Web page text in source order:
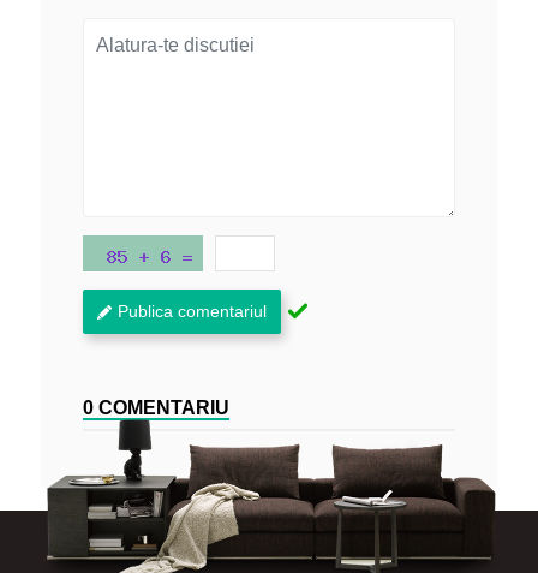
Publica comentariul
0 COMENTARIU